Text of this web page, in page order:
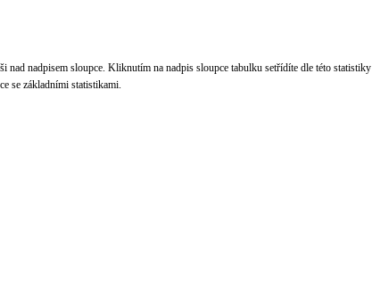
nad nadpisem sloupce. Kliknutím na nadpis sloupce tabulku setřídíte dle této statistiky
se základními statistikami.